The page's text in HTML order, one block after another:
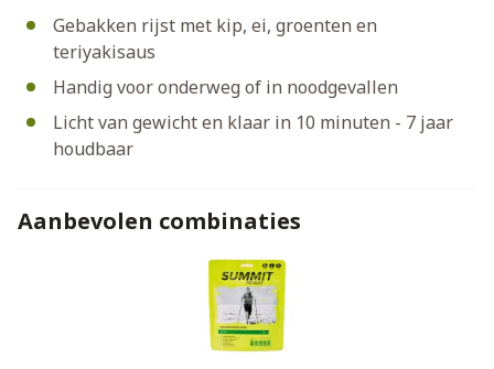
Gebakken rijst met kip, ei, groenten en
teriyakisaus
Handig voor onderweg of in noodgevallen
Licht van gewicht en klaar in 10 minuten - 7 jaar
houdbaar
Aanbevolen combinaties